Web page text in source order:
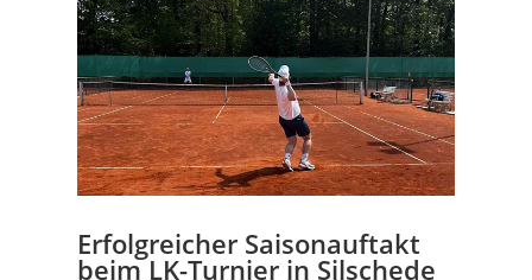
Erfolgreicher Saisonauftakt
beim LK-Turnier in Silschede